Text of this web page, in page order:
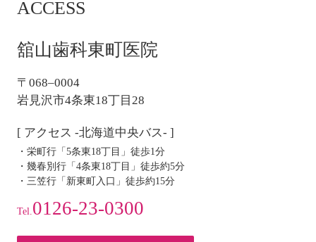
ACCESS
舘山歯科東町医院
〒068–0004
岩見沢市4条東18丁目28
[ アクセス -北海道中央バス- ]
・栄町行「5条東18丁目」徒歩1分
・幾春別行「4条東18丁目」徒歩約5分
・三笠行「新東町入口」徒歩約15分
Tel. 0126-23-0300